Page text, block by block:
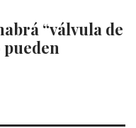
“válvula de
pueden